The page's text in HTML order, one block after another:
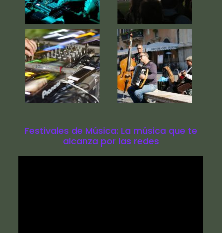
Festivales de Música: La música que te
alcanza por las redes